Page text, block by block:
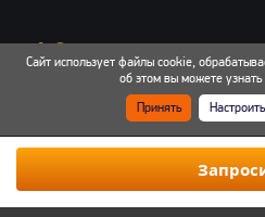
info@mixtcar.ru
Почта для связи
Все контакты
Сайт использует файлы cookie,
об этом вы можете узнать
Принять
Настроить